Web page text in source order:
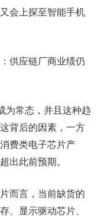
会上探至智能手机
供应链厂商业绩仍
常态，并且这种趋
背后的因素，一方
费类电子芯片产
出此前预期。
而言，当前缺货的
、显示驱动芯片、